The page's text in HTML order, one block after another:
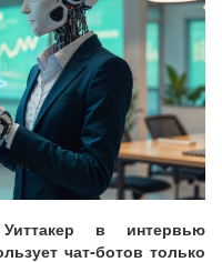
в интервью
чат-ботов только